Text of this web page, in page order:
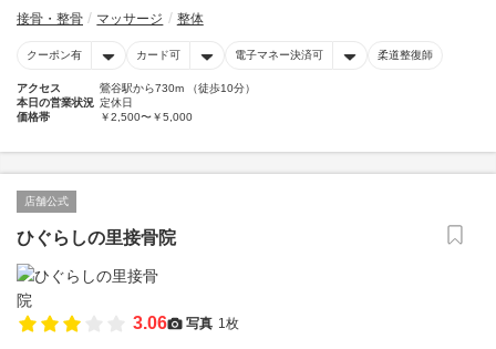
接骨・整骨 マッサージ 整体
クーポン有 カード可 電子マネー決済可 柔道整復師
アクセス
鶯谷駅から730m （徒歩10分）
本日の営業状況 定休日
価格帯
￥2,500〜￥5,000
店舗公式
ひぐらしの里接骨院
3.06 写真 1枚